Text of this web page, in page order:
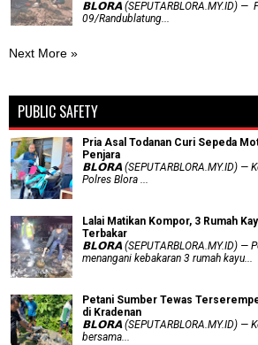
𝗕𝗟𝗢𝗥𝗔 (SEPUTARBLORA.MY.ID) —
09/Randublatung...
Next More »
PUBLIC SAFETY
Pria Asal Todanan Curi Sepeda
Penjara
𝗕𝗟𝗢𝗥𝗔 (SEPUTARBLORA.MY.ID) —
Polres Blora ...
Lalai Matikan Kompor, 3 Rumah
Terbakar
𝗕𝗟𝗢𝗥𝗔 (SEPUTARBLORA.MY.ID) —
menangani kebakaran 3 rumah kayu...
Petani Sumber Tewas
di Kradenan
𝗕𝗟𝗢𝗥𝗔 (SEPUTARBLORA.MY.ID) —
bersama...